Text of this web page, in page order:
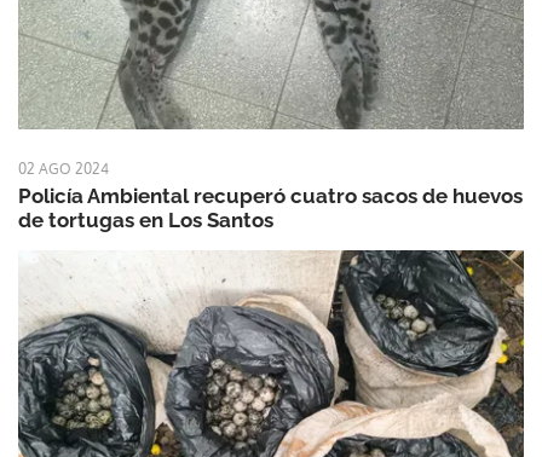
02 AGO 2024
Policía Ambiental recuperó cuatro sacos de huevos
de tortugas en Los Santos